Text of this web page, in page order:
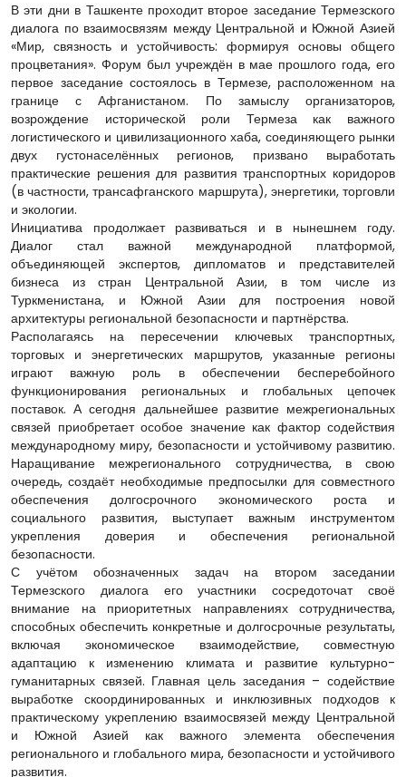
В эти дни в Ташкенте проходит второе заседание Термезского
диалога по взаимосвязям между Центральной и Южной Азией
«Мир, связность и устойчивость: формируя основы общего
процветания». Форум был учреждён в мае прошлого года, его
первое заседание состоялось в Термезе, расположенном на
границе с Афганистаном. По замыслу организаторов,
возрождение исторической роли Термеза как важного
логистического и цивилизационного хаба, соединяющего рынки
двух густонаселённых регионов, призвано выработать
практические решения для развития транспортных коридоров
(в частности, трансафганского маршрута), энергетики, торговли
и экологии.
Инициатива продолжает развиваться и в нынешнем году.
Диалог стал важной международной платформой,
объединяющей экспертов, дипломатов и представителей
бизнеса из стран Центральной Азии, в том числе из
Туркменистана, и Южной Азии для построения новой
архитектуры региональной безопасности и партнёрства.
Располагаясь на пересечении ключевых транспортных,
торговых и энергетических маршрутов, указанные регионы
играют важную роль в обеспечении бесперебойного
функционирования региональных и глобальных цепочек
поставок. А сегодня дальнейшее развитие межрегиональных
связей приобретает особое значение как фактор содействия
международному миру, безопасности и устойчивому развитию.
Наращивание межрегионального сотрудничества, в свою
очередь, создаёт необходимые предпосылки для совместного
обеспечения долгосрочного экономического роста и
социального развития, выступает важным инструментом
укрепления доверия и обеспечения региональной
безопасности.
С учётом обозначенных задач на втором заседании
Термезского диалога его участники сосредоточат своё
внимание на приоритетных направлениях сотрудничества,
способных обеспечить конкретные и долгосрочные результаты,
включая экономическое взаимодействие, совместную
адаптацию к изменению климата и развитие культурно-
гуманитарных связей. Главная цель заседания – содействие
выработке скоординированных и инклюзивных подходов к
практическому укреплению взаимосвязей между Центральной
и Южной Азией как важного элемента обеспечения
регионального и глобального мира, безопасности и устойчивого
развития.